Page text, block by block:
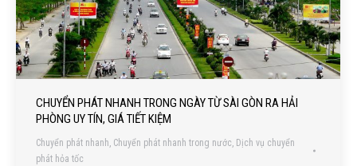
CHUYỂN PHÁT NHANH TRONG NGÀY TỪ SÀI GÒN RA HẢI
PHÒNG UY TÍN, GIÁ TIẾT KIỆM
Chuyển phát nhanh, Chuyển phát nhanh trong nước, Dịch vụ chuyển
phát hỏa tốc